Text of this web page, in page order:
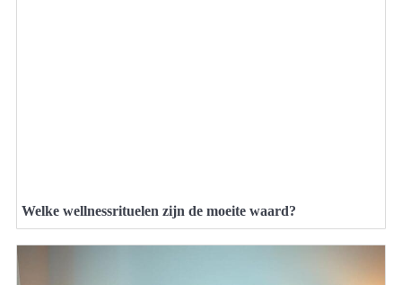
Welke wellnessrituelen zijn de moeite waard?